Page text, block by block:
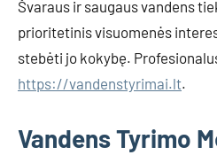
Švaraus ir saugaus vandens
prioritetinis visuomenės
stebėti jo kokybę.
https://vandenstyrimai.lt.
Vandens Tyrimo